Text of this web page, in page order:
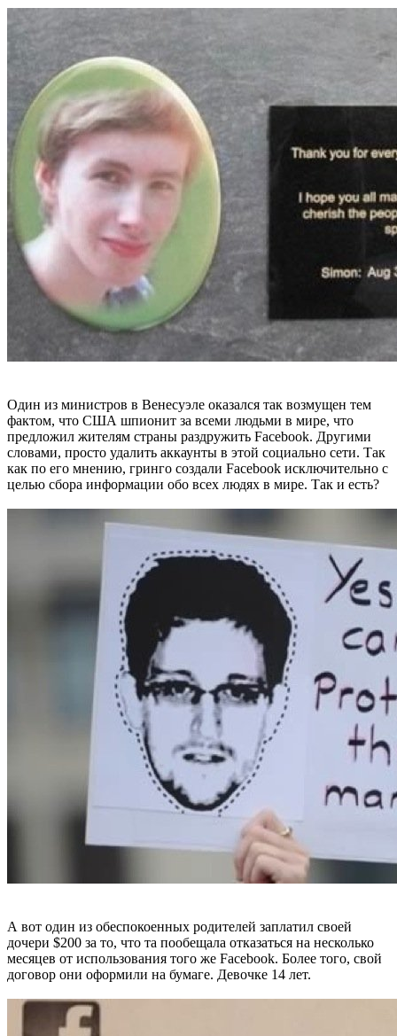
Один из министров в Венесуэле оказался так возмущен тем
фактом, что США шпионит за всеми людьми в мире, что
предложил жителям страны раздружить Facebook. Другими
словами, просто удалить аккаунты в этой социально сети. Так
как по его мнению, гринго создали Facebook исключительно с
целью сбора информации обо всех людях в мире. Так и есть?
А вот один из обеспокоенных родителей заплатил своей
дочери $200 за то, что та пообещала отказаться на несколько
месяцев от использования того же Facebook. Более того, свой
договор они оформили на бумаге. Девочке 14 лет.